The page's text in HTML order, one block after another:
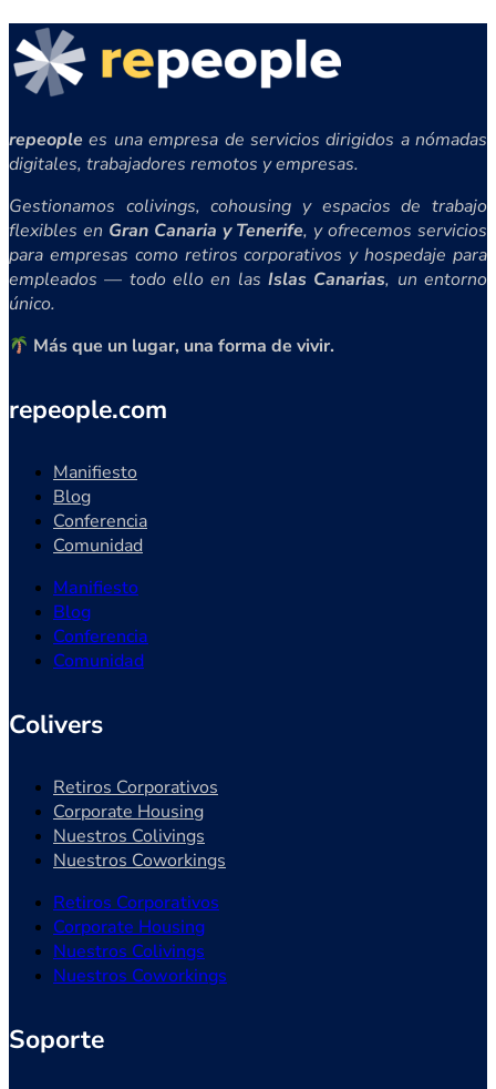
repeople es una empresa de servicios dirigidos a nómadas
digitales, trabajadores remotos y empresas.
Gestionamos colivings, cohousing y espacios de trabajo
flexibles en Gran Canaria y Tenerife, y ofrecemos servicios
para empresas como retiros corporativos y hospedaje para
empleados — todo ello en las Islas Canarias, un entorno
único.
Más que un lugar, una forma de vivir.
repeople.com
Manifiesto
Blog
Conferencia
Comunidad
Manifiesto
Blog
Conferencia
Comunidad
Colivers
Retiros Corporativos
Corporate Housing
Nuestros Colivings
Nuestros Coworkings
Retiros Corporativos
Corporate Housing
Nuestros Colivings
Nuestros Coworkings
Soporte